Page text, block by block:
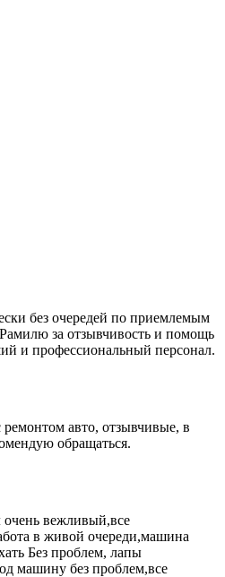
без очередей по приемлемым
за отзывчивость и помощь
и профессиональный персонал.
авто, отзывчивые, в
обращаться.
вежливый,все
в живой очереди,машина
Без проблем, лапы
машину без проблем,все